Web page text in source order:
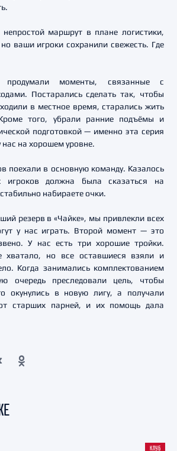
маршрут в плане логистики,
ваши игроки сохранили свежесть. Где
моменты, связанные с
Постарались сделать так, чтобы
в местное время, старались жить
того, убрали ранние подъёмы и
подготовкой — именно эта серия
нас на хорошем уровне.
поехали в основную команду. Казалось
игроков должна была сказаться на
набираете очки.
резерв в «Чайке», мы привлекли всех
у нас играть. Второй момент — это
У нас есть три хорошие тройки.
хватало, но все оставшиеся взяли и
Когда занимались комплектованием
очередь преследовали цель, чтобы
окунулись в новую лигу, а получали
старших парней, и их помощь дала
КЛУБ